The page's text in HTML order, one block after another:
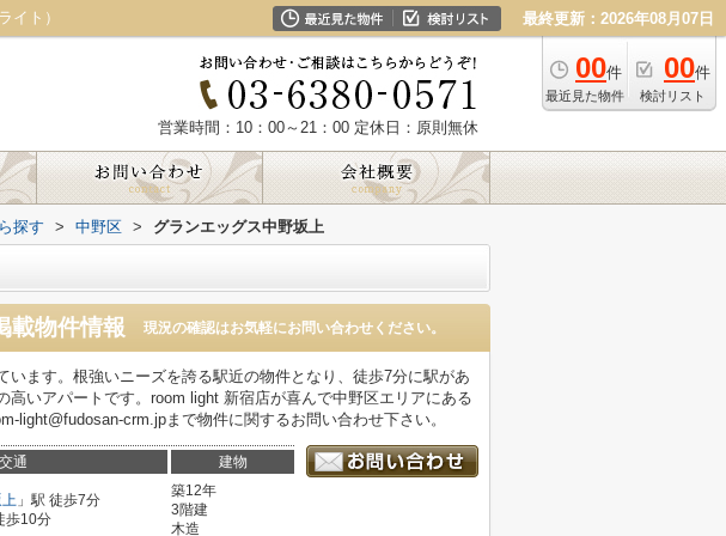
イト） 最終更新：2026年08月07日
00件
最近見た物件
00件
検討リスト
営業時間：10：00～21：00 定休日：原則無休
探す > 中野区 > グランエッグス中野坂上
載物件情報 現況の確認はお気軽にお問い合わせください。
ます。根強いニーズを誇る駅近の物件となり、徒歩7分に駅があ
高いアパートです。room light 新宿店が喜んで中野区エリアにある
light@fudosan-crm.jpまで物件に関するお問い合わせ下さい。
交通 建物
」駅 徒歩7分
歩10分
築12年
3階建
木造